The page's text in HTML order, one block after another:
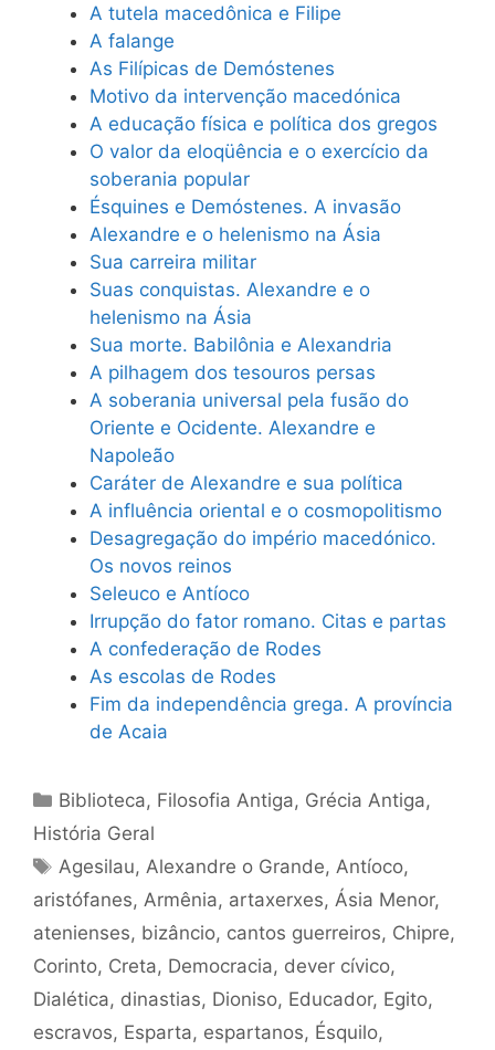
A tutela macedônica e Filipe
A falange
As Filípicas de Demóstenes
Motivo da intervenção macedónica
A educação física e política dos gregos
O valor da eloqüência e o exercício da
soberania popular
Ésquines e Demóstenes. A invasão
Alexandre e o helenismo na Ásia
Sua carreira militar
Suas conquistas. Alexandre e o
helenismo na Ásia
Sua morte. Babilônia e Alexandria
A pilhagem dos tesouros persas
A soberania universal pela fusão do
Oriente e Ocidente. Alexandre e
Napoleão
Caráter de Alexandre e sua política
A influência oriental e o cosmopolitismo
Desagregação do império macedónico.
Os novos reinos
Seleuco e Antíoco
Irrupção do fator romano. Citas e partas
A confederação de Rodes
As escolas de Rodes
Fim da independência grega. A província
de Acaia
Categorias
Biblioteca, Filosofia Antiga, Grécia Antiga,
História Geral
Tags
Agesilau, Alexandre o Grande, Antíoco,
aristófanes, Armênia, artaxerxes, Ásia Menor,
atenienses, bizâncio, cantos guerreiros, Chipre,
Corinto, Creta, Democracia, dever cívico,
Dialética, dinastias, Dioniso, Educador, Egito,
escravos, Esparta, espartanos, Ésquilo,